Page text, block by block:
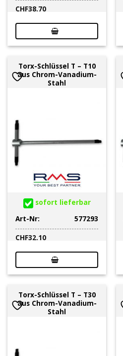
CHF38.70
Torx-Schlüssel T – T10
aus Chrom-Vanadium-
Stahl
sofort lieferbar
Art-Nr:
577293
CHF32.10
Torx-Schlüssel T – T30
aus Chrom-Vanadium-
Stahl